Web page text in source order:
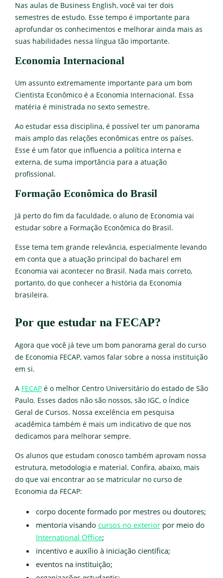
Nas aulas de Business English, você vai ter dois
semestres de estudo. Esse tempo é importante para
aprofundar os conhecimentos e melhorar ainda mais as
suas habilidades nessa língua tão importante.
Economia Internacional
Um assunto extremamente importante para um bom
Cientista Econômico é a Economia Internacional. Essa
matéria é ministrada no sexto semestre.
Ao estudar essa disciplina, é possível ter um panorama
mais amplo das relações econômicas entre os países.
Esse é um fator que influencia a política interna e
externa, de suma importância para a atuação
profissional.
Formação Econômica do Brasil
Já perto do fim da faculdade, o aluno de Economia vai
estudar sobre a Formação Econômica do Brasil.
Esse tema tem grande relevância, especialmente levando
em conta que a atuação principal do bacharel em
Economia vai acontecer no Brasil. Nada mais correto,
portanto, do que conhecer a história da Economia
brasileira.
Por que estudar na FECAP?
Agora que você já teve um bom panorama geral do curso
de Economia FECAP, vamos falar sobre a nossa instituição
em si.
A FECAP é o melhor Centro Universitário do estado de São
Paulo. Esses dados não são nossos, são IGC, o Índice
Geral de Cursos. Nossa excelência em pesquisa
acadêmica também é mais um indicativo de que nos
dedicamos para melhorar sempre.
Os alunos que estudam conosco também aprovam nossa
estrutura, metodologia e material. Confira, abaixo, mais
do que vai encontrar ao se matricular no curso de
Economia da FECAP:
corpo docente formado por mestres ou doutores;
mentoria visando cursos no exterior por meio do
International Office;
incentivo e auxílio à iniciação científica;
eventos na instituição;